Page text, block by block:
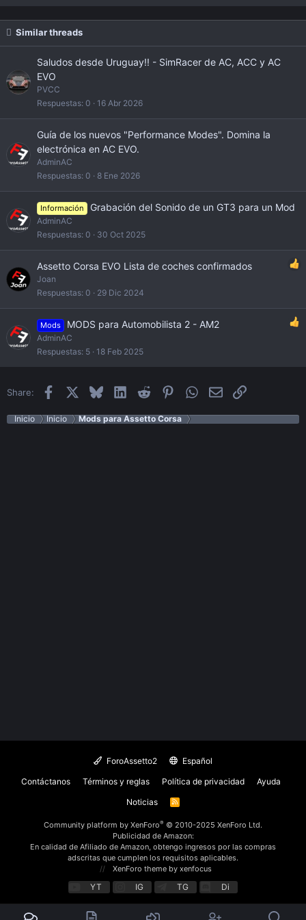
Similar threads
Saludos desde Uruguay!! - SimRacer de AC, ACC y AC
EVO
PVCC
Respuestas 0 16 Abr 2026
Guía de los nuevos "Performance Modes". Domina la
electrónica en AC EVO.
AdminAC
Respuestas 0 8 Ene 2026
Información Grabación del Sonido de un GT3 para un Mod
AdminAC
Respuestas 0 30 Oct 2025
Assetto Corsa EVO Lista de coches confirmados
Joan
Respuestas 0 29 Dic 2024
Mods MODS para Automobilista 2 - AM2
AdminAC
Respuestas 5 18 Feb 2025
Share: Facebook BlueskyLinkedInReddit PinterestWhatsApp
EmailEnlace
Inicio Inicio Mods para Assetto Corsa
ForoAssetto2
Español
Contáctanos
Términos y reglas Política de privacidad
Ayuda
Noticias
R
Community platform by XenForo® © 2010-2025 XenForo Ltd.
Publicidad de Amazon:
En calidad de Afiliado de Amazon, obtengo ingresos por las compras
adscritas que cumplen los requisitos aplicables.
XenForo theme by xenfocus
YT IG TG Di